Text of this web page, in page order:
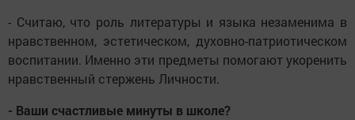
- Считаю, что роль литературы и языка незаменима в
нравственном, эстетическом, духовно-патриотическом
воспитании. Именно эти предметы помогают укоренить
нравственный стержень Личности.
- Ваши счастливые минуты в школе?